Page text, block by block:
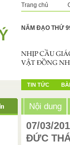
Trang chủ
NĂM ĐẠO THỨ
TIN TỨC
Nội dung
07/03/
ĐỨC